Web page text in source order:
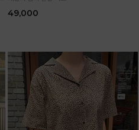
49,000